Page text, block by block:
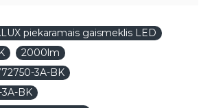
piekaramais gaismeklis LED
2000lm
3A-BK
BK